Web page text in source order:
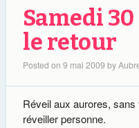
Samedi
le retour
Posted on 9 mai 2009 by
Réveil aux aurores,
réveiller personne.